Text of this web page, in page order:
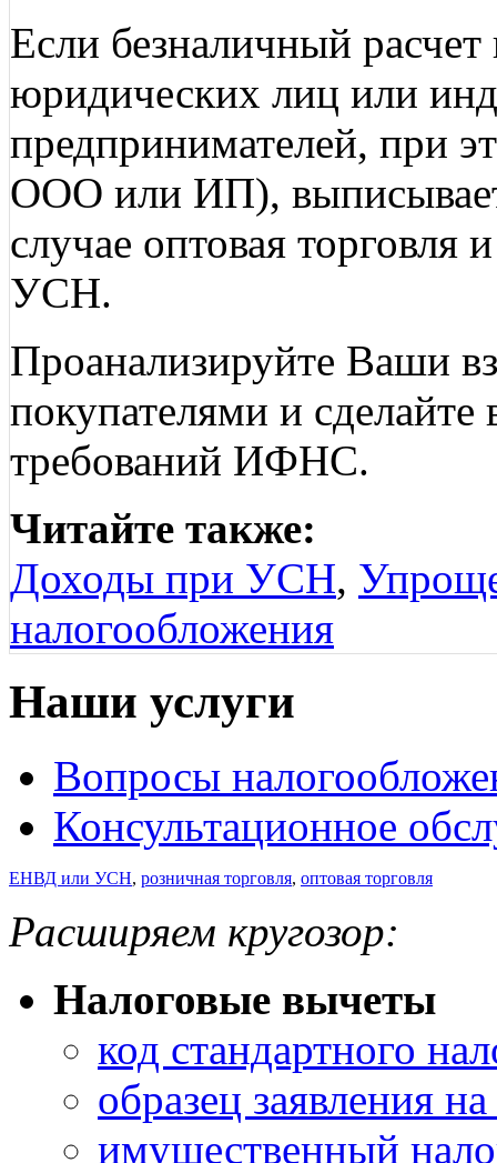
Если безналичный расчет
юридических лиц или
предпринимателей, при
ООО или ИП),
случае оптовая
УСН.
Проанализируйте Ваши
покупателями и
требований ИФНС.
Читайте также:
Доходы при УСН,
налогообложения
Наши услуги
Вопросы
Консультационное
ЕНВД или УСН, розничная торговля, оптовая торговля
Расширяем кругозор:
Налоговые вычеты
код стандартного
образец заявления
имущественный